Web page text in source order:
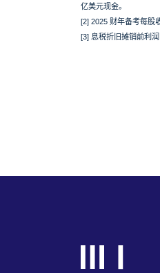
亿美元现金。
[2] 2025 财年备考每股
[3] 息税折旧摊销前利